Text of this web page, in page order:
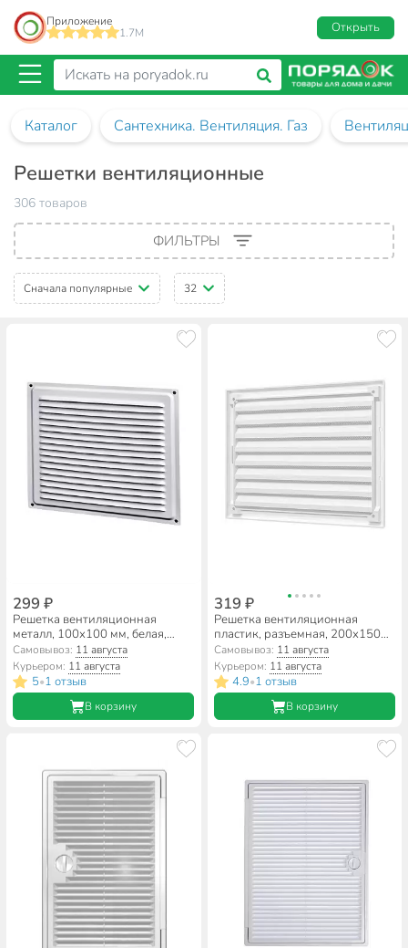
Приложение
1.7M
Открыть
Каталог Сантехника. Вентиляция. Газ
Решетки вентиляционные
306 товаров
ФИЛЬТРЫ
Сначала популярные 32
299 ₽
Решетка вентиляционная
металл, 100х100 мм, белая,
Event, 1010ВРС
Самовывоз: 11 августа
Курьером: 11 августа
5•1 отзыв
В корзину
319 ₽
Решетка вентиляционная
пластик, разъемная, 200х150
мм, с сеткой, белая, ERA,
2015RZN
Самовывоз: 11 августа
Курьером: 11 августа
4.9•1 отзыв
В корзину